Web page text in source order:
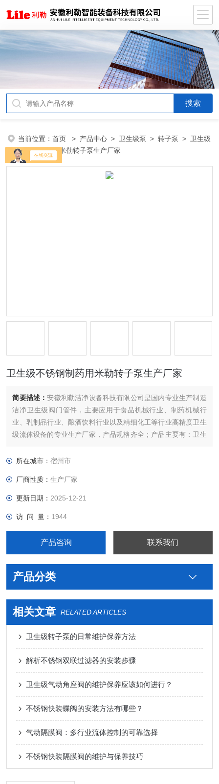
当前位置：首页 > 产品中心 > 卫生级泵 >转子泵 > 卫生级
不锈钢制药用米勒转子泵生产厂家
卫生级不锈钢制药用米勒转子泵生产厂家
简要描述：安徽利勒洁净设备科技有限公司是国内专业生产制造
洁净卫生级阀门管件，主要应用于食品机械行业、制药机械行
业、乳制品行业、酿酒饮料行业以及精细化工等行业高精度卫生
级流体设备的专业生产厂家，产品规格齐全；产品主要有：卫生
空法兰，真空管件，真空弯头，真空三通，真空大小头，ISO法
所在城市：宿州市
厂商性质：生产厂家
更新日期： 2025-12-21
访 问 量： 1944
产品咨询 联系我们
产品分类
相关文章 RELATED ARTICLES
卫生级转子泵的日常维护保养方法
解析不锈钢双联过滤器的安装步骤
卫生级气动角座阀的维护保养应该如何进行？
不锈钢快装蝶阀的安装方法有哪些？
气动隔膜阀：多行业流体控制的可靠选择
不锈钢快装隔膜阀的维护与保养技巧